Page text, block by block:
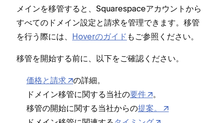
メインを移管すると⁠、Squarespaceアカウントから
すべてのドメイン設定と請求を管理できます⁠。移管
を行う際には⁠、 Hoverのガイド もご参照ください⁠。
移管を開始する前に⁠、以下をご確認ください⁠。
価格と請求
の詳細⁠。
ドメイン移管に関する当社の要件
⁠。
移管の開始に関する当社からの提案⁠。